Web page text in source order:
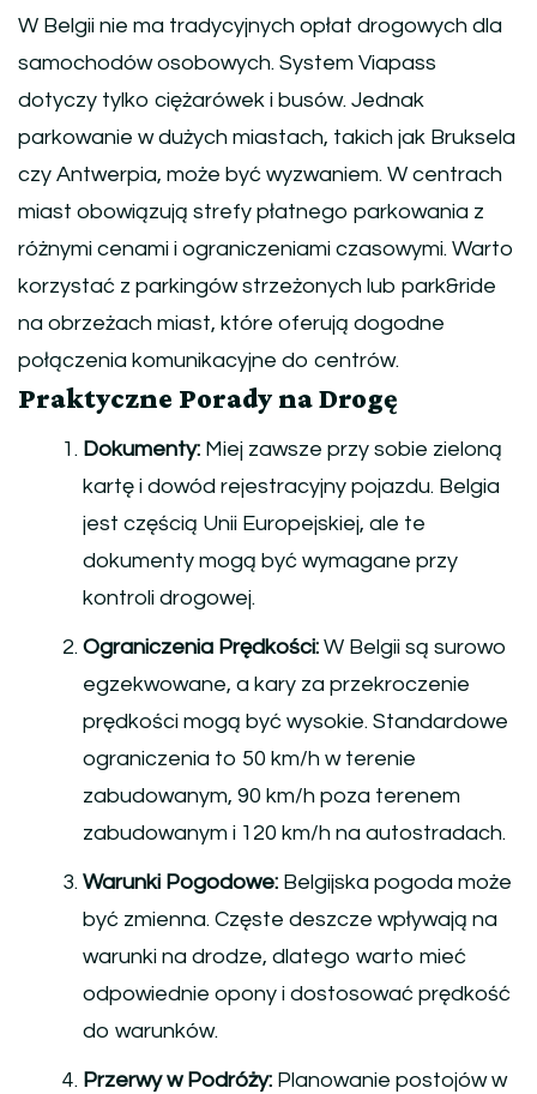
W Belgii nie ma tradycyjnych opłat drogowych dla
samochodów osobowych. System Viapass
dotyczy tylko ciężarówek i busów. Jednak
parkowanie w dużych miastach, takich jak Bruksela
czy Antwerpia, może być wyzwaniem. W centrach
miast obowiązują strefy płatnego parkowania z
różnymi cenami i ograniczeniami czasowymi. Warto
korzystać z parkingów strzeżonych lub park&ride
na obrzeżach miast, które oferują dogodne
połączenia komunikacyjne do centrów.
Praktyczne Porady na Drogę
Dokumenty: Miej zawsze przy sobie zieloną
kartę i dowód rejestracyjny pojazdu. Belgia
jest częścią Unii Europejskiej, ale te
dokumenty mogą być wymagane przy
kontroli drogowej.
Ograniczenia Prędkości: W Belgii są surowo
egzekwowane, a kary za przekroczenie
prędkości mogą być wysokie. Standardowe
ograniczenia to 50 km/h w terenie
zabudowanym, 90 km/h poza terenem
zabudowanym i 120 km/h na autostradach.
Warunki Pogodowe: Belgijska pogoda może
być zmienna. Częste deszcze wpływają na
warunki na drodze, dlatego warto mieć
odpowiednie opony i dostosować prędkość
do warunków.
Przerwy w Podróży: Planowanie postojów w